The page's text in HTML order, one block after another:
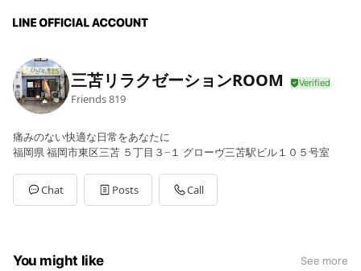
三苫リラクゼーションROOM
Friends819
痛みのない快適な日常をあなたに
福岡県 福岡市東区三苫 ５丁目３−１ グローヴ三苫駅ビル１０５号室
Chat Posts Call
You might like See more